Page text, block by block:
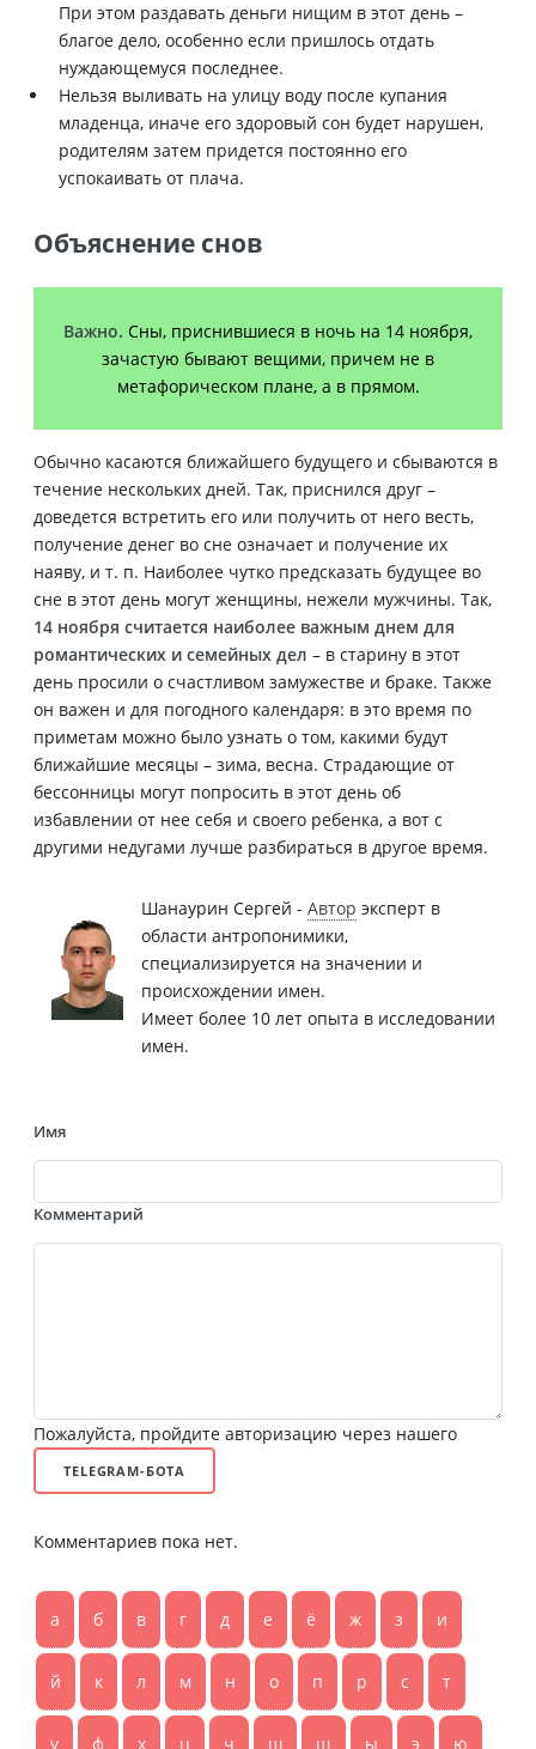
При этом раздавать деньги нищим в этот день –
благое дело, особенно если пришлось отдать
нуждающемуся последнее.
Нельзя выливать на улицу воду после купания
младенца, иначе его здоровый сон будет нарушен,
родителям затем придется постоянно его
успокаивать от плача.
Объяснение снов
Важно. Сны, приснившиеся в ночь на 14 ноября,
зачастую бывают вещими, причем не в
метафорическом плане, а в прямом.
Обычно касаются ближайшего будущего и сбываются в
течение нескольких дней. Так, приснился друг –
доведется встретить его или получить от него весть,
получение денег во сне означает и получение их
наяву, и т. п. Наиболее чутко предсказать будущее во
сне в этот день могут женщины, нежели мужчины. Так,
14 ноября считается наиболее важным днем для
романтических и семейных дел – в старину в этот
день просили о счастливом замужестве и браке. Также
он важен и для погодного календаря: в это время по
приметам можно было узнать о том, какими будут
ближайшие месяцы – зима, весна. Страдающие от
бессонницы могут попросить в этот день об
избавлении от нее себя и своего ребенка, а вот с
другими недугами лучше разбираться в другое время.
Шанаурин Сергей - Автор эксперт в
области антропонимики,
специализируется на значении и
происхождении имен.
Имеет более 10 лет опыта в исследовании
имен.
Имя
Комментарий
Пожалуйста, пройдите авторизацию через нашего
TELEGRAM-БОТА
Комментариев пока нет.
а б в г д е ё ж з и
й к л м н о п р с т
у ф х ц ч ш щ ы э ю